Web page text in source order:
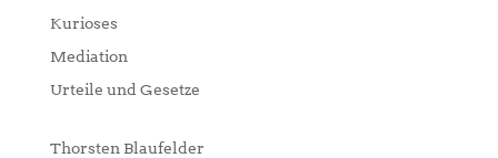
Kurioses
Mediation
Urteile und Gesetze
Thorsten Blaufelder